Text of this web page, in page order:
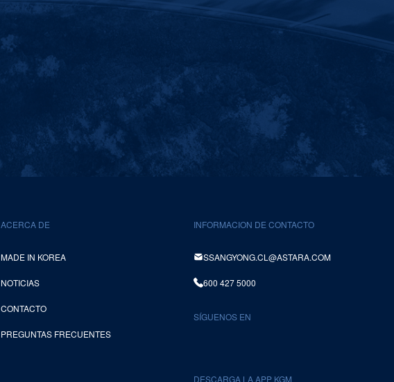
ACERCA DE
MADE IN KOREA
NOTICIAS
CONTACTO
PREGUNTAS FRECUENTES
INFORMACION DE CONTACTO
SSANGYONG.CL@ASTARA.COM
600 427 5000
SÍGUENOS EN
DESCARGA LA APP KGM